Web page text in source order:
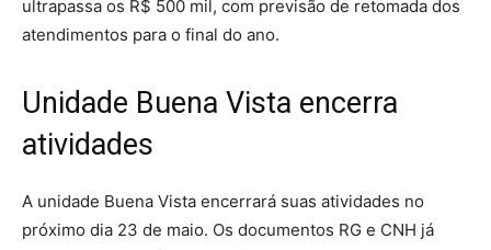
ultrapassa os R$ 500 mil, com previsão de retomada dos
atendimentos para o final do ano.
Unidade Buena Vista encerra
atividades
A unidade Buena Vista encerrará suas atividades no
próximo dia 23 de maio. Os documentos RG e CNH já